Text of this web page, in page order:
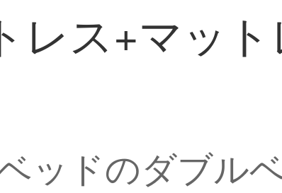
レス+マッ
ッドのダブル